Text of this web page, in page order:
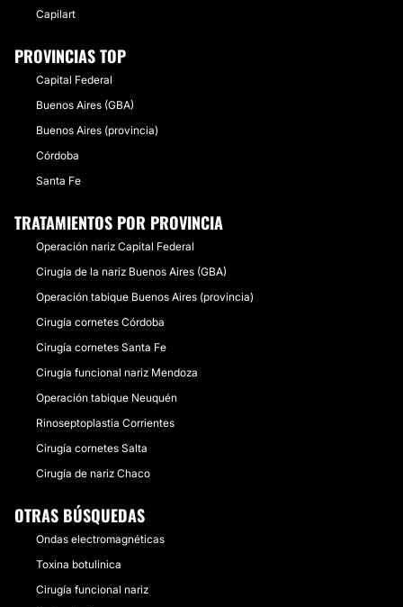
Capilart
PROVINCIAS TOP
Capital Federal
Buenos Aires (GBA)
Buenos Aires (provincia)
Córdoba
Santa Fe
TRATAMIENTOS POR PROVINCIA
Operación nariz Capital Federal
Cirugía de la nariz Buenos Aires (GBA)
Operación tabique Buenos Aires (provincia)
Cirugía cornetes Córdoba
Cirugía cornetes Santa Fe
Cirugía funcional nariz Mendoza
Operación tabique Neuquén
Rinoseptoplastia Corrientes
Cirugía cornetes Salta
Cirugía de nariz Chaco
OTRAS BÚSQUEDAS
Ondas electromagnéticas
Toxina botulinica
Cirugía funcional nariz